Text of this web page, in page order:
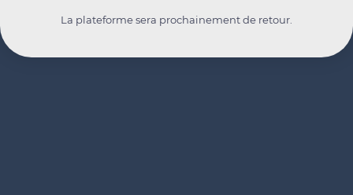
La plateforme sera prochainement de retour.